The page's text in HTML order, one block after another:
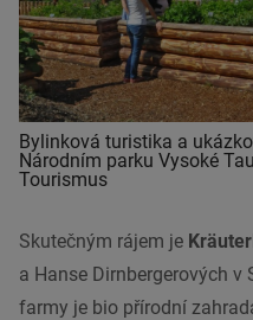
Bylinková turistika a
Národním parku Vysoké
Tourismus
Skutečným rájem je
a Hanse Dirnbergerových v
farmy je bio přírodní